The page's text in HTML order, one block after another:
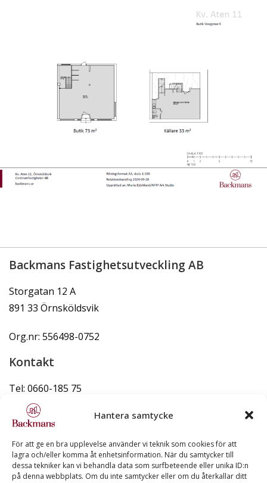
Hantera samtycke
För att ge en bra upplevelse använder vi teknik som cookies för att
lagra och/eller komma åt enhetsinformation. När du samtycker till
dessa tekniker kan vi behandla data som surfbeteende eller unika ID:n
på denna webbplats. Om du inte samtycker eller om du återkallar ditt
Backmans Fastighetsutveckling AB
Storgatan 12 A
891 33 Örnsköldsvik
Org.nr: 556498-0752
Kontakt
Tel: 0660-185 75
info@backmans.se
Snabblänkar